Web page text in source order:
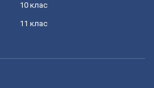
10 клас
11 клас